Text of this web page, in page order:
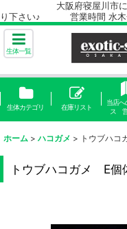
大阪府寝屋川市に店舗
り下さい♪ 営業時間 水木
生体一覧
生体カテゴリ 在庫リスト
当店へ
ス
ホーム > ハコガメ > トウブハ
トウブハコガメ E